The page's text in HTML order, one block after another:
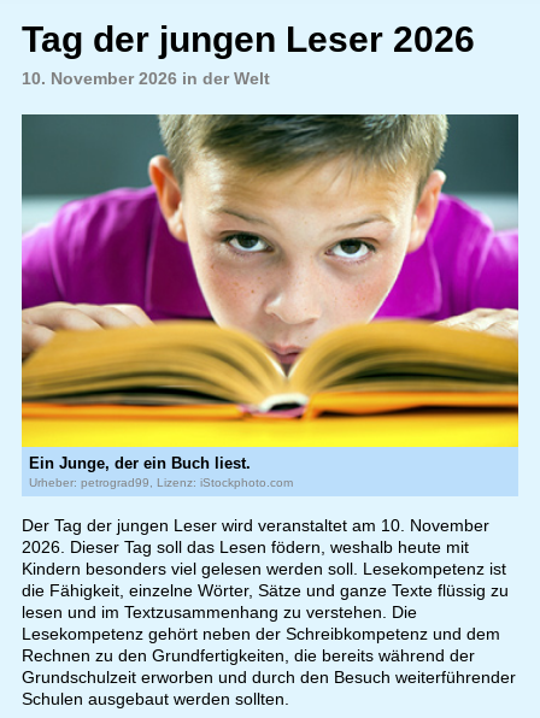
Tag der jungen Leser 2026
10. November 2026 in der Welt
Ein Junge, der ein Buch liest.
Urheber: petrograd99, Lizenz: iStockphoto.com
Der Tag der jungen Leser wird veranstaltet am 10. November
2026. Dieser Tag soll das Lesen födern, weshalb heute mit
Kindern besonders viel gelesen werden soll. Lesekompetenz ist
die Fähigkeit, einzelne Wörter, Sätze und ganze Texte flüssig zu
lesen und im Textzusammenhang zu verstehen. Die
Lesekompetenz gehört neben der Schreibkompetenz und dem
Rechnen zu den Grundfertigkeiten, die bereits während der
Grundschulzeit erworben und durch den Besuch weiterführender
Schulen ausgebaut werden sollten.